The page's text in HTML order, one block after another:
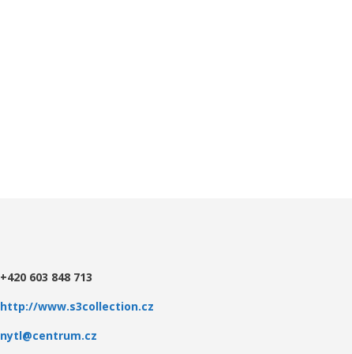
+420 603 848 713
http://www.s3collection.cz
nytl@centrum.cz